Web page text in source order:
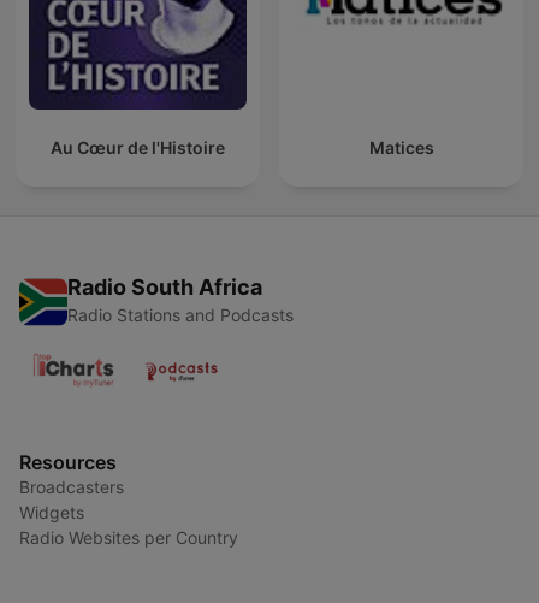
Au Cœur de l'Histoire Matices
Radio South Africa
Radio Stations and Podcasts
Resources
Broadcasters
Widgets
Radio Websites per Country